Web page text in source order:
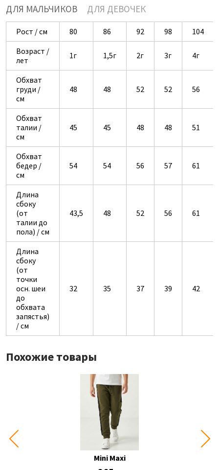
ДЛЯ МАЛЬЧИКОВ ДЛЯ ДЕВОЧЕК
Рост / см 80 86 92 98
104
Возраст /
лет
1г 1,5г 2г 3г 4г
Обхват
груди /
см
48 48 52 52 56
Обхват
талии /
см
45 45 48 48 51
Обхват
бедер /
см
54 54 56 57 61
Длина
сбоку
(от
талии до
пола) / см
43,5 48 52 56 61
Длина
сбоку
(от
точки
осн. шеи
до
обхвата
запястья)
/ см
32 35 37 39 42
Похожие товары
Mini Maxi